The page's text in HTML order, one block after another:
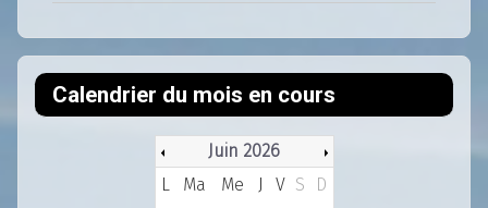
Calendrier du mois en cours
Juin 2026
L
Ma Me J V S D